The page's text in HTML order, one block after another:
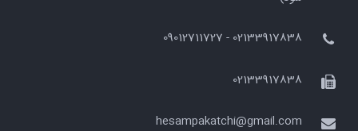
02133917838 - 09012711727
02133917838
hesampakatchi@gmail.com